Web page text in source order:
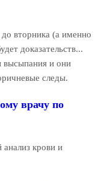
вторника (а именно
доказательств...
высыпания и они
следы.
врачу по
анализ крови и